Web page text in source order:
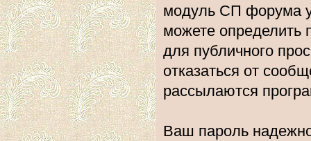
модуль СП форума
можете определить
для публичного
отказаться от
рассылаются
Ваш пароль